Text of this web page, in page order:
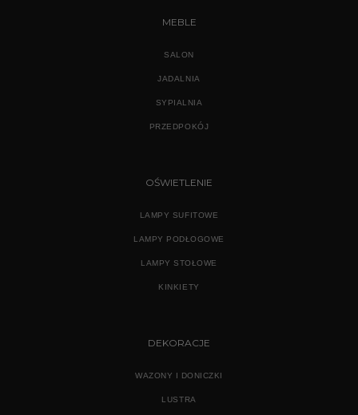
MEBLE
SALON
JADALNIA
SYPIALNIA
PRZEDPOKÓJ
OŚWIETLENIE
LAMPY SUFITOWE
LAMPY PODŁOGOWE
LAMPY STOŁOWE
KINKIETY
DEKORACJE
WAZONY I DONICZKI
LUSTRA